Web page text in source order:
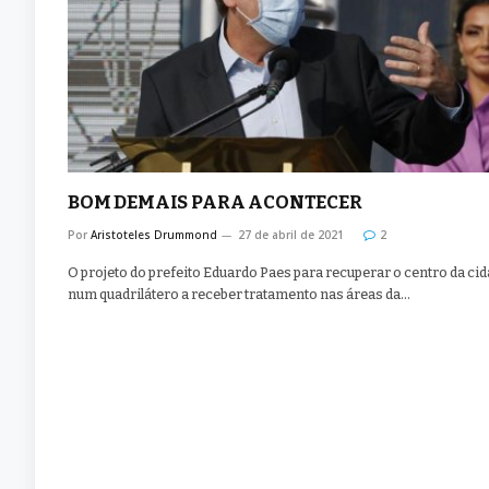
BOM DEMAIS PARA ACONTECER
Por Aristoteles Drummond 27 de abril de 2021 2
O projeto do prefeito Eduardo Paes para recuperar o centro da
num quadrilátero a receber tratamento nas áreas da…